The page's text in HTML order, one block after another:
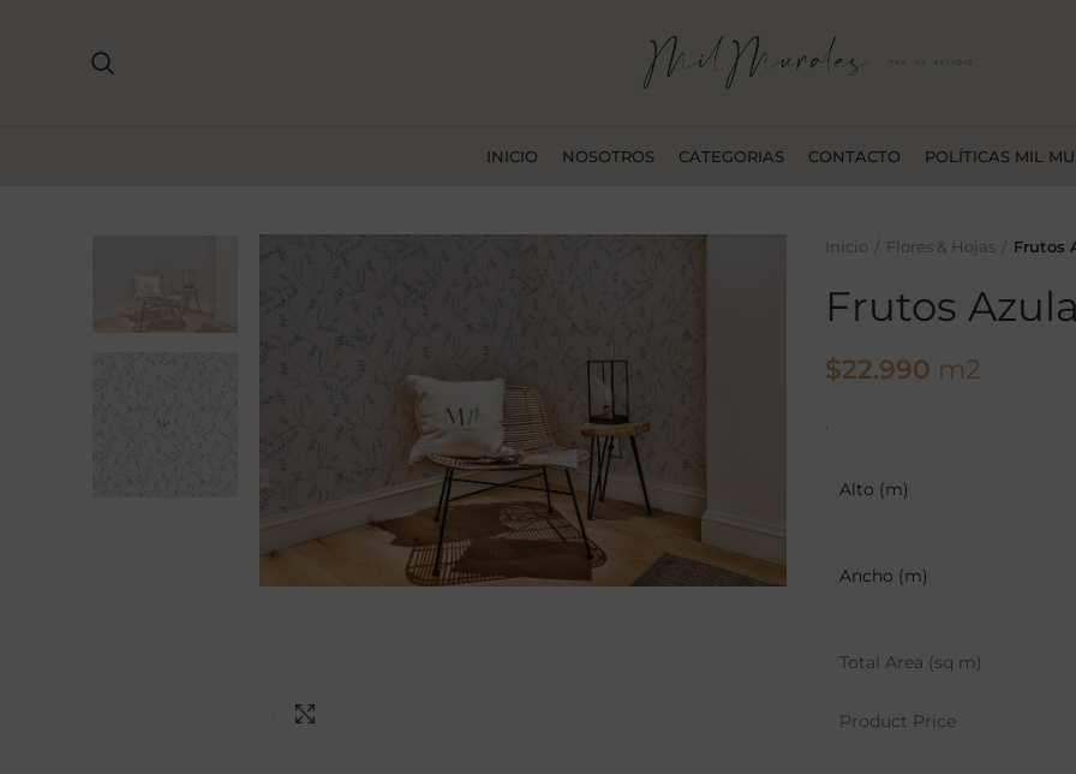
INICIO NOSOTROS CATEGORIAS CONTACTO POLÍTICAS MIL
Inicio Flores & Hojas Frutos
Frutos
$22.990 m2
.
Alto (m)
Ancho (m)
Total Area (sq m)
Product Price